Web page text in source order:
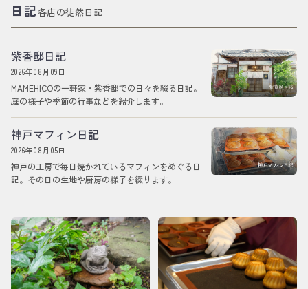
日記各店の徒然日記
紫香邸日記
2026年08月09日
MAMEHICOの一軒家・紫香邸での日々を綴る日記。
庭の様子や季節の行事などを紹介します。
神戸マフィン日記
2026年08月05日
神戸の工房で毎日焼かれているマフィンをめぐる日
記。その日の生地や厨房の様子を綴ります。